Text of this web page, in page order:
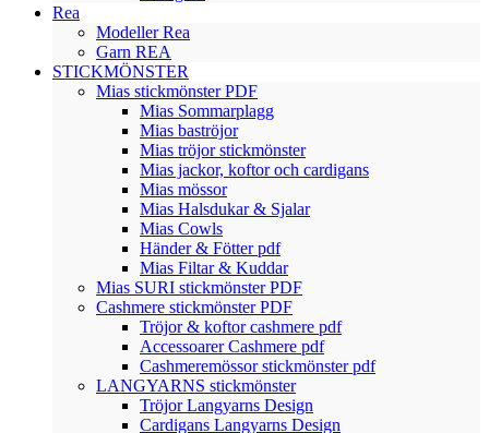
Rea
Modeller Rea
Garn REA
STICKMÖNSTER
Mias stickmönster PDF
Mias Sommarplagg
Mias baströjor
Mias tröjor stickmönster
Mias jackor, koftor och cardigans
Mias mössor
Mias Halsdukar & Sjalar
Mias Cowls
Händer & Fötter pdf
Mias Filtar & Kuddar
Mias SURI stickmönster PDF
Cashmere stickmönster PDF
Tröjor & koftor cashmere pdf
Accessoarer Cashmere pdf
Cashmeremössor stickmönster pdf
LANGYARNS stickmönster
Tröjor Langyarns Design
Cardigans Langyarns Design